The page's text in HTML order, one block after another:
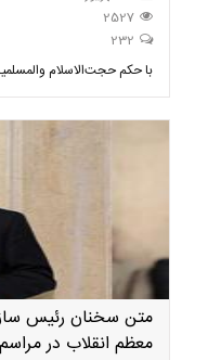
2527
232
با حكم حجت‌الاسلام
متن سخنان رئیس
معظم انقلاب در